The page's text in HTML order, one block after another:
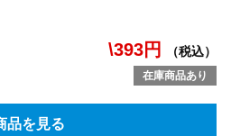
\393円 （税込）
在庫商品あり
品を見る